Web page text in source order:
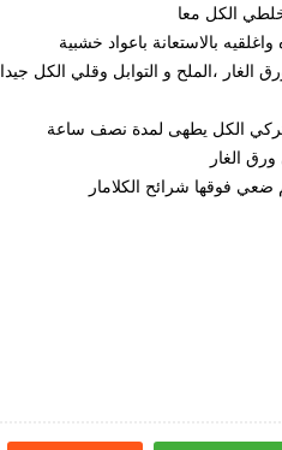
الكل معا
بالاستعانة باعواد خشبية
،الملح و التوابل وقلي الكل جيدا
الكل يطهى لمدة نصف ساعة
الغار
فوقها شرائح الكلامار